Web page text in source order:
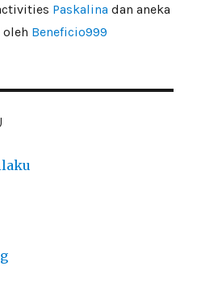
Paskalinadan aneka
Beneficio999